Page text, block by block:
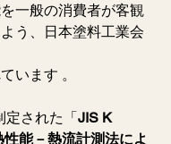
一般の消費者が客観
う、日本塗料工業会
います 。
定された「JIS K
能－熱流計測法によ